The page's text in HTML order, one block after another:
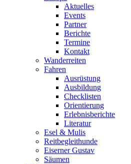
Aktuelles
Events
Partner
Berichte
Termine
Kontakt
Wanderreiten
Fahren
Ausrüstung
Ausbildung
Checklisten
Orientierung
Erlebnisberichte
Literatur
Esel & Mulis
Reitbegleithunde
Eiserner Gustav
Säumen